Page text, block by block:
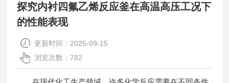
探究内衬四氟乙烯反应釜在高温高压工况下
的性能表现
更新时间：2025-09-15
浏览次数：782